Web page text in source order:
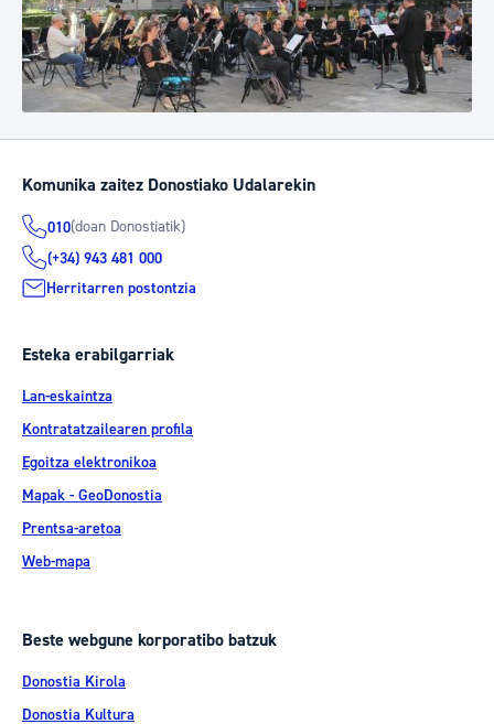
Komunika zaitez Donostiako Udalarekin
010(doan Donostiatik)
(+34) 943 481 000
Herritarren postontzia
Esteka erabilgarriak
Lan-eskaintza
Kontratatzailearen profila
Egoitza elektronikoa
Mapak - GeoDonostia
Prentsa-aretoa
Web-mapa
Beste webgune korporatibo batzuk
Donostia Kirola
Donostia Kultura